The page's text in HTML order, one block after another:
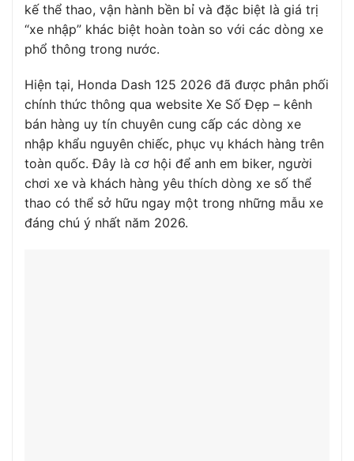
kế thể thao, vận hành bền bỉ và đặc biệt là giá trị
“xe nhập” khác biệt hoàn toàn so với các dòng xe
phổ thông trong nước.
Hiện tại, Honda Dash 125 2026 đã được phân phối
chính thức thông qua website Xe Số Đẹp – kênh
bán hàng uy tín chuyên cung cấp các dòng xe
nhập khẩu nguyên chiếc, phục vụ khách hàng trên
toàn quốc. Đây là cơ hội để anh em biker, người
chơi xe và khách hàng yêu thích dòng xe số thể
thao có thể sở hữu ngay một trong những mẫu xe
đáng chú ý nhất năm 2026.